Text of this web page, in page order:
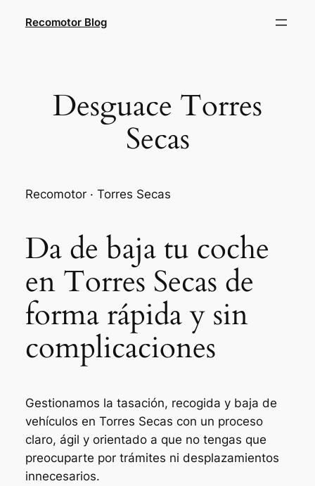
Recomotor Blog
Desguace Torres
Secas
Recomotor · Torres Secas
Da de baja tu coche
en Torres Secas de
forma rápida y sin
complicaciones
Gestionamos la tasación, recogida y baja de
vehículos en Torres Secas con un proceso
claro, ágil y orientado a que no tengas que
preocuparte por trámites ni desplazamientos
innecesarios.